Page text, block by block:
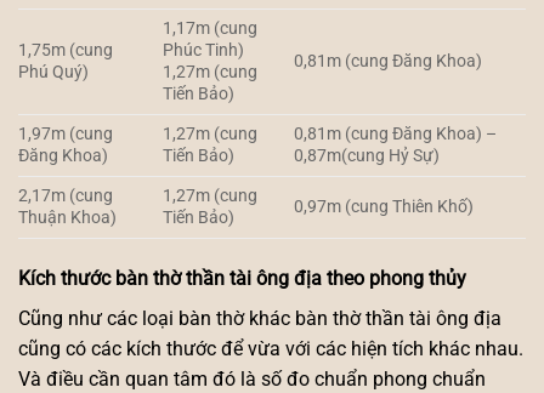
1,75m (cung
Phú Quý)
1,17m (cung
Phúc Tinh)
1,27m (cung
Tiến Bảo)
0,81m (cung Đăng Khoa)
1,97m (cung
Đăng Khoa)
1,27m (cung
Tiến Bảo)
0,81m (cung Đăng Khoa) –
0,87m(cung Hỷ Sự)
2,17m (cung
Thuận Khoa)
1,27m (cung
Tiến Bảo)
0,97m (cung Thiên Khố)
Kích thước bàn thờ thần tài ông địa theo phong thủy
Cũng như các loại bàn thờ khác bàn thờ thần tài ông địa
cũng có các kích thước để vừa với các hiện tích khác nhau.
Và điều cần quan tâm đó là số đo chuẩn phong chuẩn